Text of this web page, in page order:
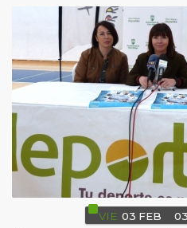
VIE 03 FEB 03